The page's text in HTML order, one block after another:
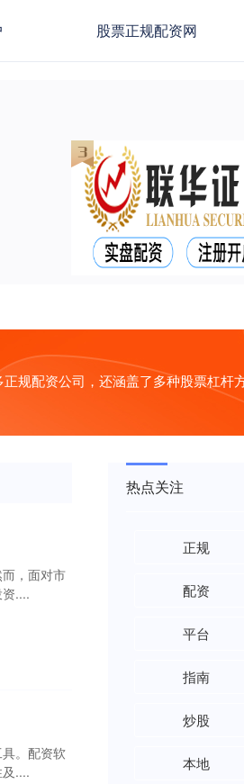
股票正规配资网
规配资公司，还涵盖了多种股票杠杆
，面对市
....
。配资软
....
热点关注
正规
配资
平台
指南
炒股
本地